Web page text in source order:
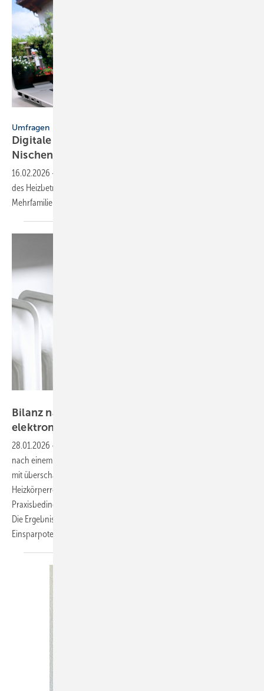
Umfragen
Digitale Heizungs­optimie­rung bleibt
Nischen­pro­dukt
16.02.2026 -
des Heizbetriebs verzeichnen deutliches Wachstum, sind aber in
Mehrfamilienhäusern noch selten im
Bilanz nach einem Jahr Pilotprojekt mit
elektronischen
28.01.2026 -
nach einem Jahr Pilotbetrieb, dass sich der Energieverbrauch bereits
mit überschaubaren Maßnahmen senken lässt. Elektronische
Heizkörperregler wurden in Zusammenarbeit mit dem Hersteller unter
Praxisbedingungen erprobt und mit Referenzgebäuden verglichen.
Die Ergebnisse liefern konkrete Anhaltspunkte, welches
Einsparpotenzial ohne Eingriffe in die Heizungsanlage möglich